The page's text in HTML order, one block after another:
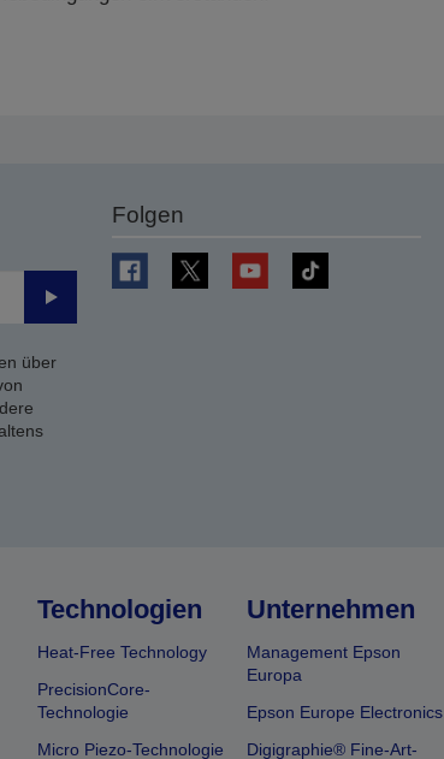
Senden
über
Folgen
Technologien
Heat-Free Technology
PrecisionCore-
Technologie
Micro Piezo-Technologie
Unternehmen
Management Epson
Europa
Epson Europe Electronics
Digigraphie® Fine-Art-